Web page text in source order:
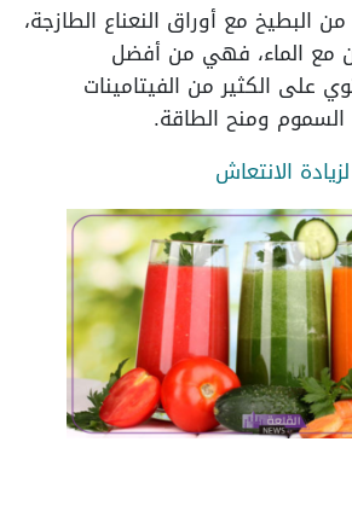
مع أوراق النعناع الطازجة،
مع الماء، فهي من أفضل
على الكثير من الفيتامينات
ومنح الطاقة.
الانتعاش